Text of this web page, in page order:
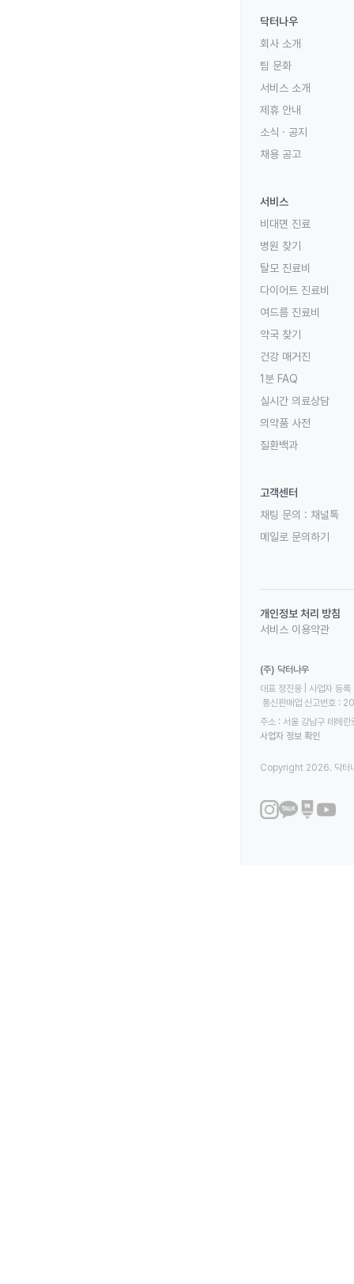
닥터나우
회사 소개
팀 문화
서비스 소개
제휴 안내
소식 · 공지
채용 공고
서비스
비대면 진료
병원 찾기
탈모 진료비
다이어트 진료비
여드름 진료비
약국 찾기
건강 매거진
1분 FAQ
실시간 의료상담
의약품 사전
질환백과
고객센터
채팅 문의 : 채널톡
메일로 문의하기
개인정보 처리 방침
서비스 이용약관
(주) 닥터나우
대표 정진웅 | 사업자
통신판매업 신고번호
주소 : 서울 강남구 테헤
사업자 정보 확인
Copyright 2026. 닥터